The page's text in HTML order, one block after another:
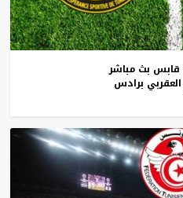
قابس بث مباشر
العقربي برادس